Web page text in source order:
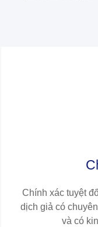
Chính xác tuyệt
dịch giả có
và có